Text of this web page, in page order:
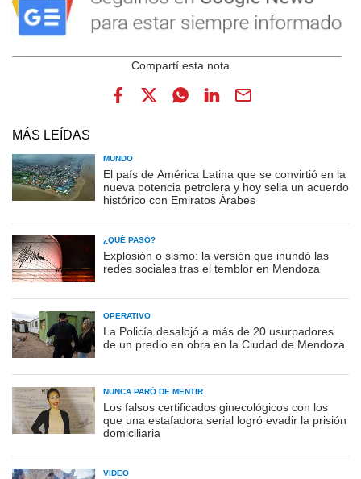
MÁS LEÍDAS
MUNDO
El país de América Latina que se convirtió en la
nueva potencia petrolera y hoy sella un acuerdo
histórico con Emiratos Árabes
¿QUÉ PASÓ?
Explosión o sismo: la versión que inundó las
redes sociales tras el temblor en Mendoza
OPERATIVO
La Policía desalojó a más de 20 usurpadores
de un predio en obra en la Ciudad de Mendoza
NUNCA PARÓ DE MENTIR
Los falsos certificados ginecológicos con los
que una estafadora serial logró evadir la prisión
domiciliaria
VIDEO